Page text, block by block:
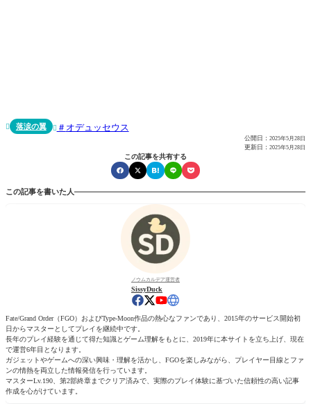
 落涙の翼  オデュッセウス
公開日： 2025年5月28日
更新日： 2025年5月28日
この記事を共有する
この記事を書いた人
ノウムカルデア運営者
SissyDuck
Fate/Grand Order（FGO）およびType-Moon作品の熱心なファンであり、2015年のサービス開始初
日からマスターとしてプレイを継続中です。
長年のプレイ経験を通じて得た知識とゲーム理解をもとに、2019年に本サイトを立ち上げ、現在
で運営6年目となります。
ガジェットやゲームへの深い興味・理解を活かし、FGOを楽しみながら、プレイヤー目線とファ
ンの情熱を両立した情報発信を行っています。
マスターLv.190、第2部終章までクリア済みで、実際のプレイ体験に基づいた信頼性の高い記事
作成を心がけています。